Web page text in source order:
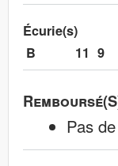
Écurie(s)
B
11 9
Pas